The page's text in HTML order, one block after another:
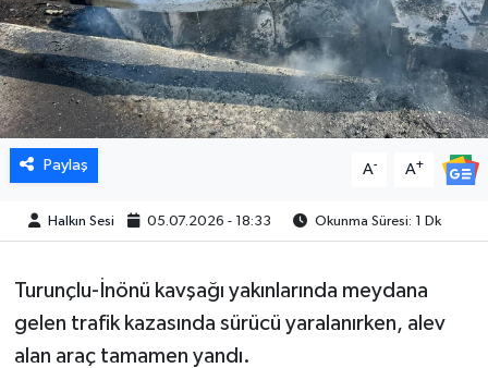
Paylaş A- A+
Halkın Sesi 05.07.2026 - 18:33 Okunma Süresi: 1 Dk
Turunçlu-İnönü kavşağı yakınlarında meydana
gelen trafik kazasında sürücü yaralanırken, alev
alan araç tamamen yandı.